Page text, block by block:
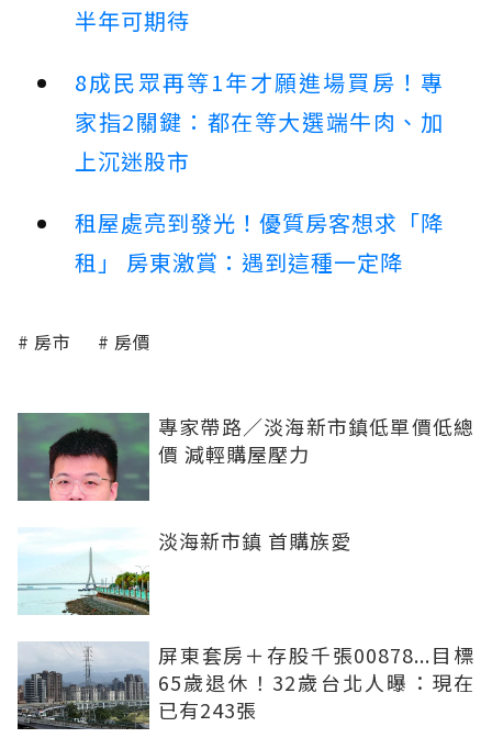
半年可期待
8成民眾再等1年才願進場買房！專
家指2關鍵：都在等大選端牛肉、加
上沉迷股市
租屋處亮到發光！優質房客想求「降
租」 房東激賞：遇到這種一定降
房市 房價
專家帶路／淡海新市鎮低單價低總
價 減輕購屋壓力
淡海新市鎮 首購族愛
屏東套房＋存股千張00878...目標
65歲退休！32歲台北人曝：現在
已有243張